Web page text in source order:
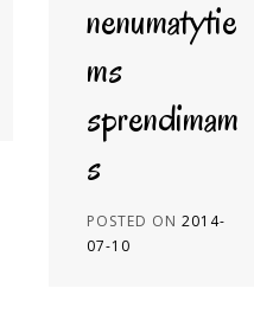
nenumatytie
ms
sprendimam
s
POSTED ON 2014-
07-10